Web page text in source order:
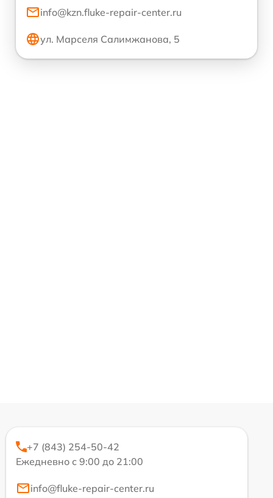
info@kzn.fluke-repair-center.ru
ул. Марселя Салимжанова, 5
+7 (843) 254-50-42
Ежедневно с 9:00 до 21:00
info@fluke-repair-center.ru